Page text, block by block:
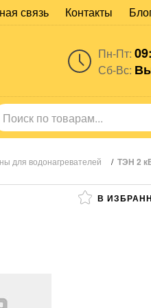
связь Контакты
Пн-Пт:
Сб-Вс:
для водонагревателей / ТЭН 2
В